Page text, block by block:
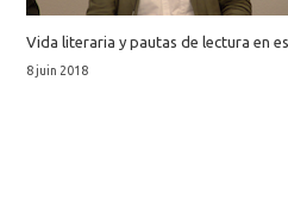
Vida literaria y pautas de lectura en
8 juin 2018